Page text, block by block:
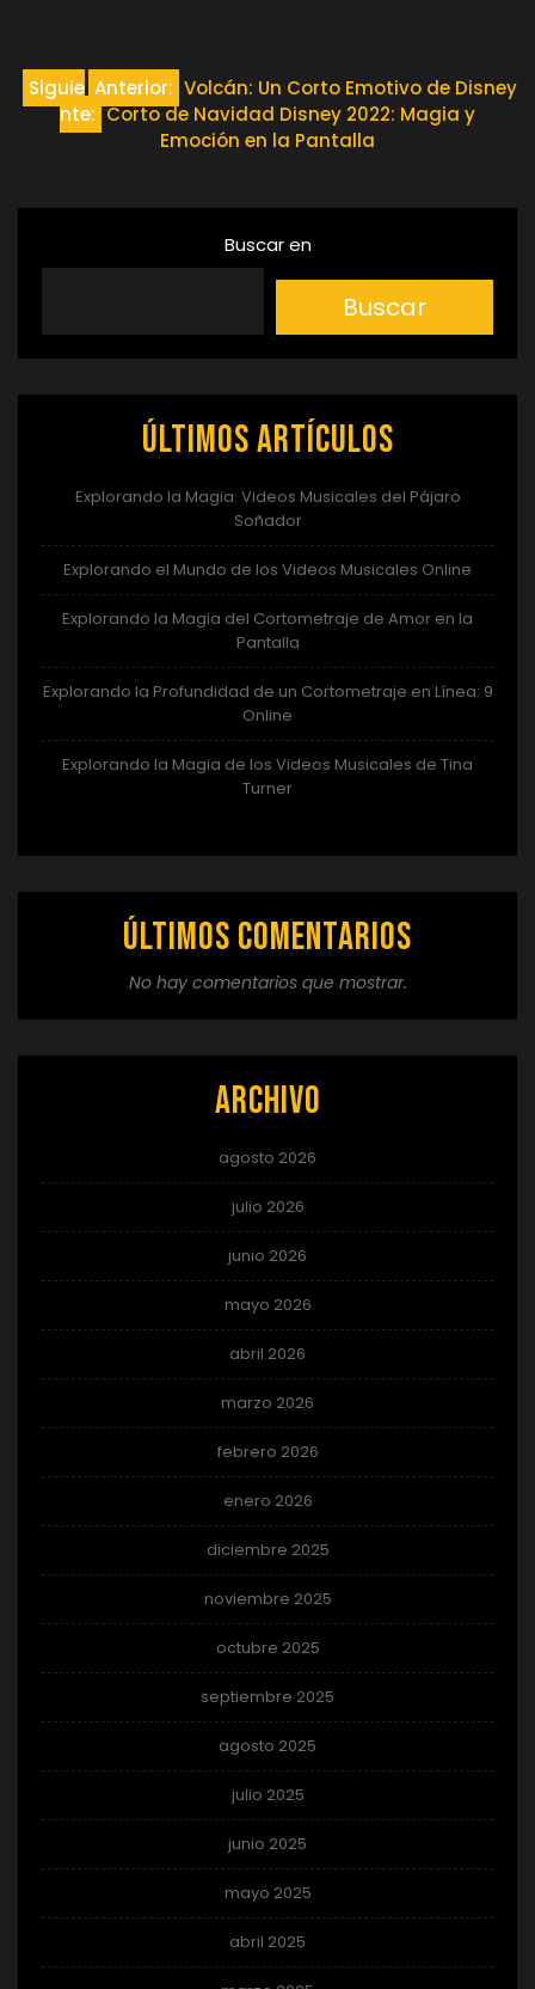
Navegación
Anterior: Volcán: Un Corto Emotivo de Disney
Siguie
nte: Corto de Navidad Disney 2022: Magia y
Emoción en la Pantalla
Buscar en
Buscar
Últimos artículos
Explorando la Magia: Videos Musicales del Pájaro
Soñador
Explorando el Mundo de los Videos Musicales Online
Explorando la Magia del Cortometraje de Amor en la
Pantalla
Explorando la Profundidad de un Cortometraje en Línea: 9
Online
Explorando la Magia de los Videos Musicales de Tina
Turner
Últimos comentarios
No hay comentarios que mostrar.
Archivo
agosto 2026
julio 2026
junio 2026
mayo 2026
abril 2026
marzo 2026
febrero 2026
enero 2026
diciembre 2025
noviembre 2025
octubre 2025
septiembre 2025
agosto 2025
julio 2025
junio 2025
mayo 2025
abril 2025